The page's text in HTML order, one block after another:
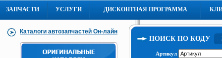
ЗАПЧАСТИ УСЛУГИ ДИСКОНТНАЯ ПРОГРАММА
Каталоги автозапчастей Он-лайн
ПОИСК ПО КОДУ
Артикул